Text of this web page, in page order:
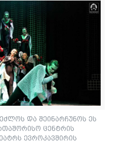
და შეინარჩუნოს ეს
ცენტრის
ევროკავშირის